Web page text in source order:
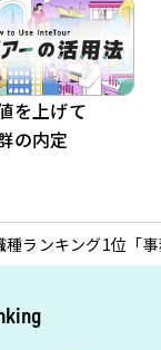
を上げて
の内定
種ランキング1位「